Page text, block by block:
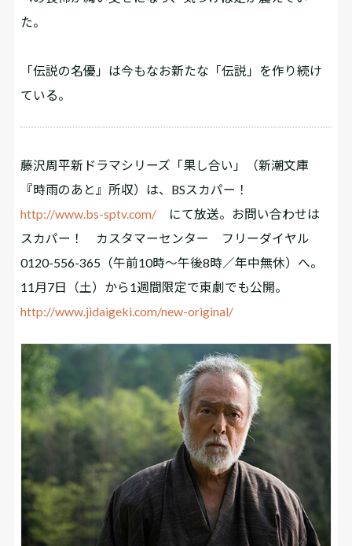
た。
「伝説の名優」は今もなお新たな「伝説」を作り続け
ている。
藤沢周平新ドラマシリーズ「果し合い」（新潮文庫
『時雨のあと』所収）は、BSスカパー！
http://www.bs-sptv.com/ にて放送。お問い合わせは
スカパー！ カスタマーセンター フリーダイヤル
0120-556-365（午前10時～午後8時／年中無休）へ。
11月7日（土）から1週間限定で東劇でも公開。
http://www.jidaigeki.com/new-original/